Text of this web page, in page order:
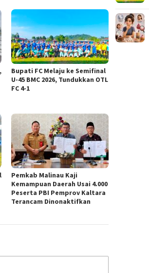
Bupati FC Melaju ke Semifinal
U-45 BMC 2026, Tundukkan OTL
FC 4-1
Pemkab Malinau Kaji
Kemampuan Daerah Usai 4.000
Peserta PBI Pemprov Kaltara
Terancam Dinonaktifkan